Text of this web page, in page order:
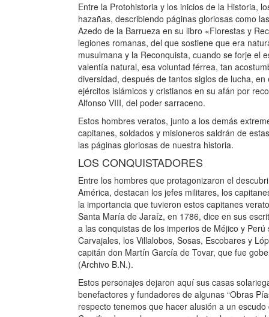
Entre la Protohistoria y los inicios de la Historia,
hazañas, describiendo páginas gloriosas como
Azedo de la Barrueza en su libro «Florestas y
legiones romanas, del que sostiene que era
musulmana y la Reconquista, cuando se forje el
valentía natural, esa voluntad férrea, tan
diversidad, después de tantos siglos de lucha,
ejércitos islámicos y cristianos en su afán por
Alfonso VIII, del poder sarraceno.
Estos hombres veratos, junto a los demás
capitanes, soldados y misioneros saldrán de
las páginas gloriosas de nuestra historia.
LOS CONQUISTADORES
Entre los hombres que protagonizaron el
América, destacan los jefes militares, los
la importancia que tuvieron estos capitanes
Santa María de Jaraíz, en 1786, dice en sus
a las conquistas de los imperios de Méjico y
Carvajales, los Villalobos, Sosas, Escobares y
capitán don Martín García de Tovar, que fue
(Archivo B.N.).
Estos personajes dejaron aquí sus casas
benefactores y fundadores de algunas “Obras
respecto tenemos que hacer alusión a un